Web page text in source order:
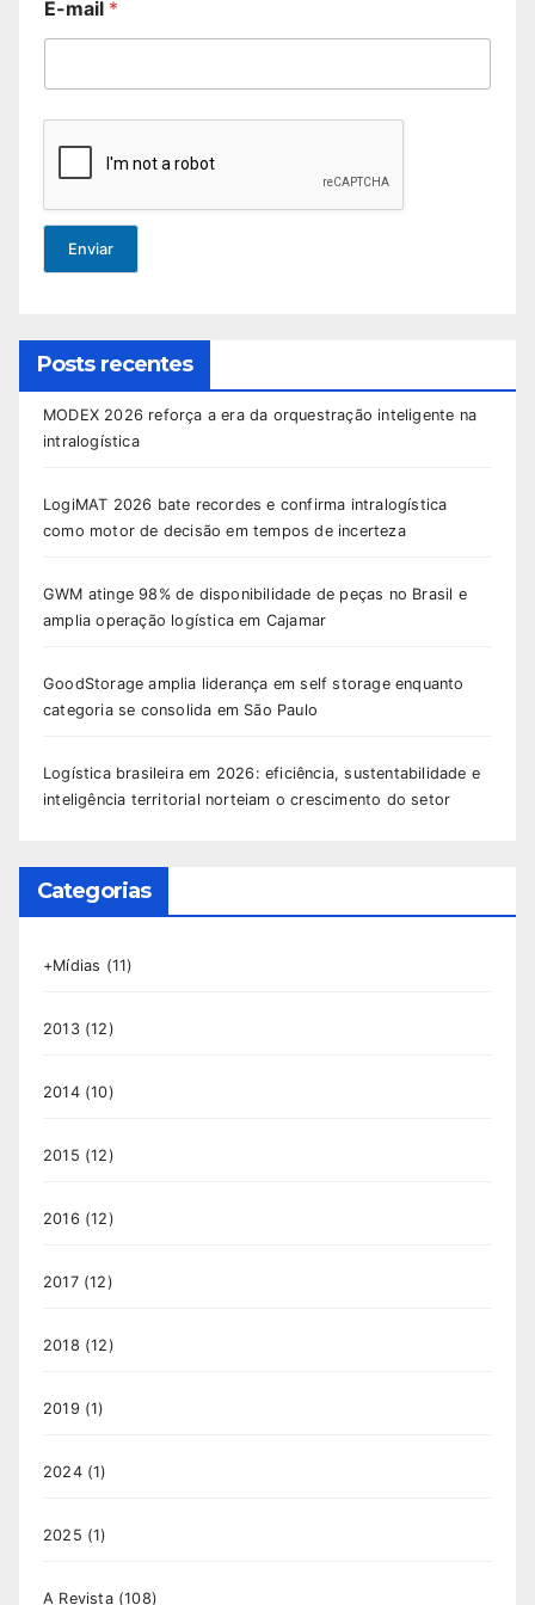
E-mail *
Enviar
Posts recentes
MODEX 2026 reforça a era da orquestração inteligente na
intralogística
LogiMAT 2026 bate recordes e confirma intralogística
como motor de decisão em tempos de incerteza
GWM atinge 98% de disponibilidade de peças no Brasil e
amplia operação logística em Cajamar
GoodStorage amplia liderança em self storage enquanto
categoria se consolida em São Paulo
Logística brasileira em 2026: eficiência, sustentabilidade e
inteligência territorial norteiam o crescimento do setor
Categorias
+Mídias (11)
2013(12)
2014(10)
2015 (12)
2016 (12)
2017(12)
2018 (12)
2019 (1)
2024(1)
2025 (1)
A Revista(108)